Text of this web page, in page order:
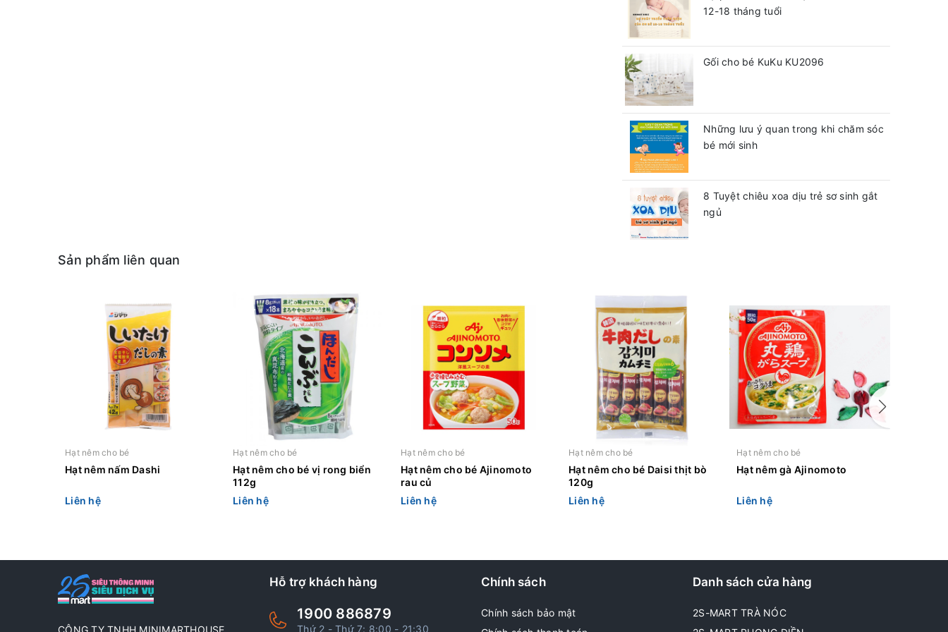
12-18 tháng tuổi
Gối cho bé KuKu KU2096
Những lưu ý quan trong khi chăm sóc
bé mới sinh
8 Tuyệt chiêu xoa dịu trẻ sơ sinh gắt
ngủ
Sản phẩm liên quan
Hạt nêm cho bé
Hạt nêm nấm Dashi
Liên hệ
Hạt nêm cho bé
Hạt nêm cho bé vị rong biển
112g
Liên hệ
Hạt nêm cho bé
Hạt nêm cho bé Ajinomoto
rau củ
Liên hệ
Hạt nêm cho bé
Hạt nêm cho bé Daisi thịt bò
120g
Liên hệ
Hạt nêm cho bé
Hạt nêm gà Ajinomoto
Liên hệ
CÔNG TY TNHH MINIMARTHOUSE
Hỗ trợ khách hàng
1900 886879
Thứ 2 - Thứ 7: 8:00 - 21:30
Chính sách
Chính sách bảo mật
Danh sách cửa hàng
2S-MART TRÀ NÓC